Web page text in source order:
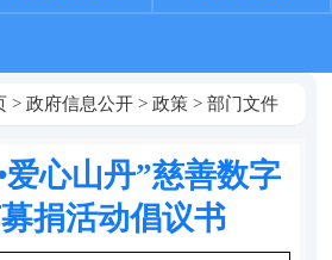
> 政府信息公开> 政策> 部门文件
爱心山丹”慈善数字
捐活动倡议书